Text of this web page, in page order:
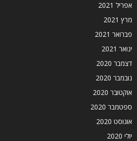
אפריל 2021
מרץ 2021
פברואר 2021
ינואר 2021
דצמבר 2020
נובמבר 2020
אוקטובר 2020
ספטמבר 2020
אוגוסט 2020
יולי 2020